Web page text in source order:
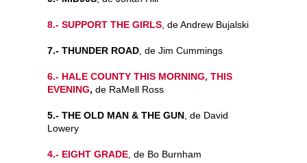
8.- SUPPORT THE GIRLS , de Andrew Bujalski
7.- THUNDER ROAD , de Jim Cummings
6.- HALE COUNTY THIS MORNING, THIS
EVENING, de RaMell Ross
5.- THE OLD MAN & THE GUN , de David
Lowery
4.- EIGHT GRADE , de Bo Burnham